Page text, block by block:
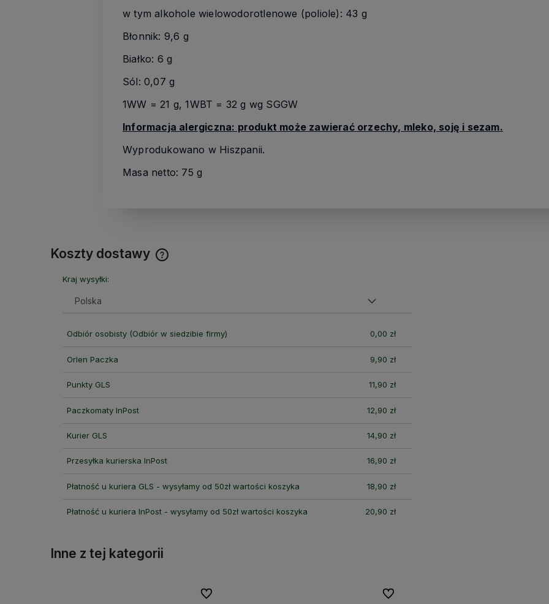
w tym alkohole wielowodorotlenowe (poliole): 43 g
Błonnik: 9,6 g
Białko: 6 g
Sól: 0,07 g
1WW = 21 g, 1WBT = 32 g wg SGGW
Informacja alergiczna: produkt może zawierać orzechy, mleko, soję i sezam.
Wyprodukowano w Hiszpanii.
Masa netto: 75 g
Koszty dostawy
Kraj wysyłki:
Odbiór osobisty(Odbiór w siedzibie firmy) 0,00 zł
Orlen Paczka 9,90 zł
Punkty GLS 11,90 zł
Paczkomaty InPost 12,90 zł
Kurier GLS 14,90 zł
Przesyłka kurierska InPost 16,90 zł
Płatność u kuriera GLS - wysyłamy od 50zł wartości koszyka 18,90 zł
Płatność u kuriera InPost - wysyłamy od 50zł wartości koszyka 20,90 zł
Inne z tej kategorii
Do ulubionych
Do ulubionych Do ulubionych
Do ulubionych